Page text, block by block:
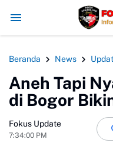
MAN 4 Bogor dan Polsek
Beranda News
Aneh Tapi
di Bogor
Fokus Update
7:34:00 PM